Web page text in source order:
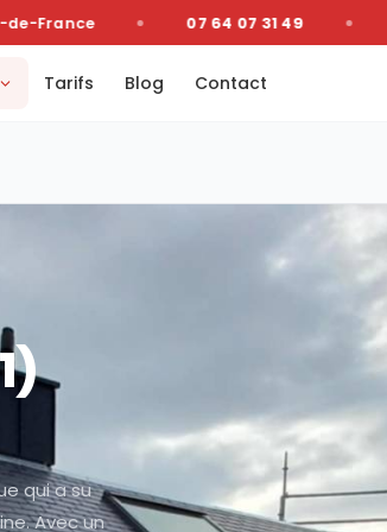
France 07 64 07 31 49
Tarifs Blog Contact
)
qui a su
Avec un